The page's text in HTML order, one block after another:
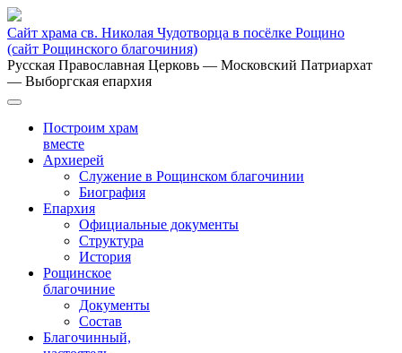
Сайт храма св. Николая Чудотворца в посёлке Рощино
(сайт Рощинского благочиния)
Русская Православная Церковь — Московский Патриархат
— Выборгская епархия
Построим храм
вместе
Архиерей
Служение в Рощинском благочинии
Биография
Епархия
Официальные документы
Структура
История
Рощинское
благочиние
Документы
Состав
Благочинный,